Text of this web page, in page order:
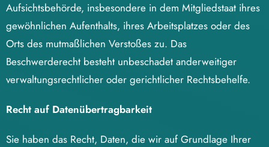
Aufsichtsbehörde, insbesondere in dem Mitgliedstaat ihres
gewöhnlichen Aufenthalts, ihres Arbeitsplatzes oder des
Orts des mutmaßlichen Verstoßes zu. Das
Beschwerderecht besteht unbeschadet anderweitiger
verwaltungsrechtlicher oder gerichtlicher Rechtsbehelfe.
Recht auf Datenübertragbarkeit
Sie haben das Recht, Daten, die wir auf Grundlage Ihrer